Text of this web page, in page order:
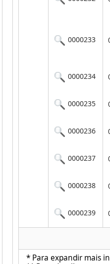
* Para expandir mais
0000233
0000234
0000235
0000236
0000237
0000238
0000239